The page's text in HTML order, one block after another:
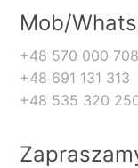
Mob/
+48 570 000 708
+48 691 131 313
+48 535 320